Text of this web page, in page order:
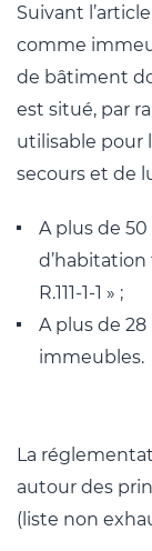
Suivant
comme
de bâtiment
est situé, par
utilisable pour
secours et de
A plus de
d’habitation
R.111-1-1 » ;
A plus de
immeubles.
La
autour des
(liste non